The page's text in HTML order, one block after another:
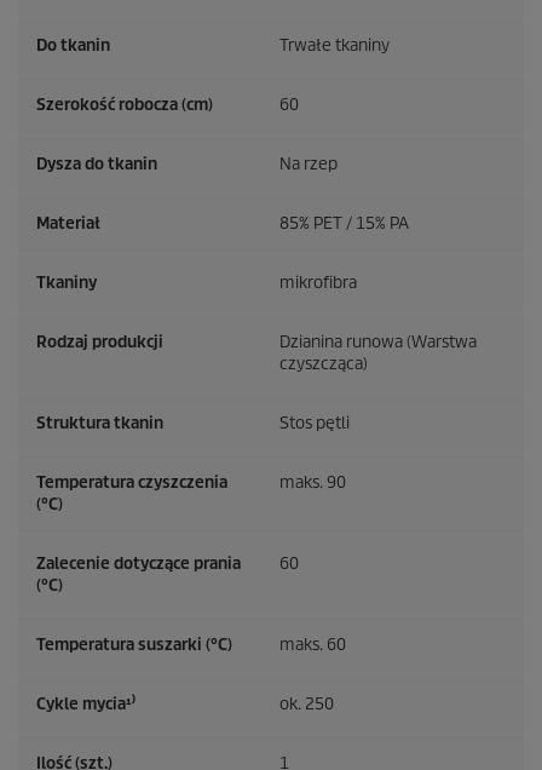
Do tkanin Trwałe tkaniny
Szerokość robocza (cm) 60
Dysza do tkanin Na rzep
Materiał 85% PET / 15% PA
Tkaniny mikrofibra
Rodzaj produkcji
Dzianina runowa (Warstwa
czyszcząca)
Struktura tkanin Stos pętli
Temperatura czyszczenia
(°C)
maks. 90
Zalecenie dotyczące prania
(°C)
60
Temperatura suszarki (°C) maks. 60
Cykle mycia¹⁾ ok. 250
Ilość (szt.) 1